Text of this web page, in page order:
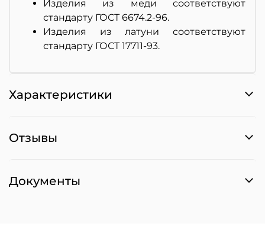
Изделия из меди соответствуют
стандарту ГОСТ 6674.2-96.
Изделия из латуни соответствуют
стандарту ГОСТ 17711-93.
Характеристики
Отзывы
Документы